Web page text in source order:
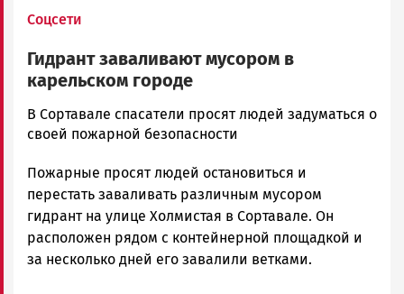
Соцсети
Гидрант заваливают мусором в
карельском городе
Ольга
Гаврилова
Петрозаводска
и
Карелии
|
Петрозаводск
В Сортавале спасатели просят людей задуматься о
своей пожарной безопасности
Пожарные просят людей остановиться и
перестать заваливать различным мусором
гидрант на улице Холмистая в Сортавале. Он
расположен рядом с контейнерной площадкой и
за несколько дней его завалили ветками.